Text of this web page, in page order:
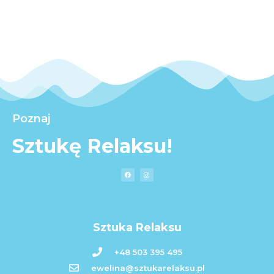
Poznaj
Sztukę Relaksu!
Sztuka Relaksu
+48 503 395 495
ewelina@sztukarelaksu.pl